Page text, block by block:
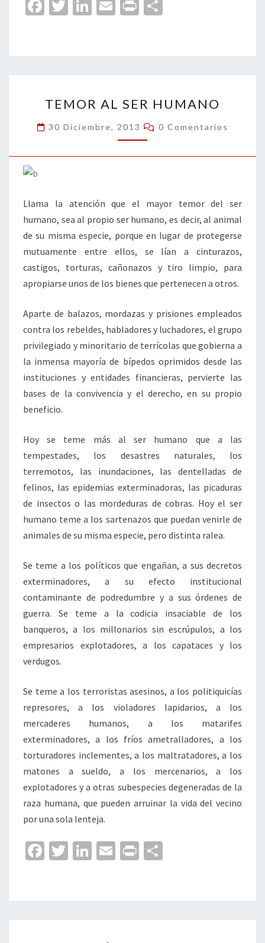
Fa
o
o
k
T
er
Li
dI
n
E
l
Pr
p
ar
tir
AL
SER
HUMANO
TEMOR AL SER HUMANO
30 Diciembre, 2013 Comentarios
0 Comentarios
Llama la atención que el mayor temor del ser
humano, sea al propio ser humano, es decir, al animal
de su misma especie, porque en lugar de protegerse
mutuamente entre ellos, se lían a cinturazos,
castigos, torturas, cañonazos y tiro limpio, para
apropiarse unos de los bienes que pertenecen a otros.
Aparte de balazos, mordazas y prisiones empleados
contra los rebeldes, habladores y luchadores, el grupo
privilegiado y minoritario de terrícolas que gobierna a
la inmensa mayoría de bípedos oprimidos desde las
instituciones y entidades financieras, pervierte las
bases de la convivencia y el derecho, en su propio
beneficio.
Hoy se teme más al ser humano que a las
tempestades, los desastres naturales, los
terremotos, las inundaciones, las dentelladas de
felinos, las epidemias exterminadoras, las picaduras
de insectos o las mordeduras de cobras. Hoy el ser
humano teme a los sartenazos que puedan venirle de
animales de su misma especie, pero distinta ralea.
Se teme a los políticos que engañan, a sus decretos
exterminadores, a su efecto institucional
contaminante de podredumbre y a sus órdenes de
guerra. Se teme a la codicia insaciable de los
banqueros, a los millonarios sin escrúpulos, a los
empresarios explotadores, a los capataces y los
verdugos.
Se teme a los terroristas asesinos, a los politiquicías
represores, a los violadores lapidarios, a los
mercaderes humanos, a los matarifes
exterminadores, a los fríos ametralladores, a los
torturadores inclementes, a los maltratadores, a los
matones a sueldo, a los mercenarios, a los
explotadores y a otras subespecies degeneradas de la
raza humana, que pueden arruinar la vida del vecino
por una sola lenteja.
Fa
o
o
T
er
Li
dI
n
E
l
Pr
p
ar